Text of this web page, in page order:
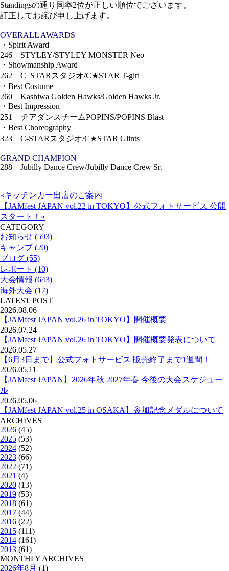
Standingsの通り同率2位が正しい順位でございます。
訂正してお詫び申し上げます。
OVERALL AWARDS
・Spirit Award
246 STYLEY/STYLEY MONSTER Neo
・Showmanship Award
262 CｰSTARスタジオ/C★STAR T-girl
・Best Costume
260 Kashiwa Golden Hawks/Golden Hawks Jr.
・Best Impression
251 チアダンスチームPOPINS/POPINS Blast
・Best Choreography
323 C-STARスタジオ/C★STAR Glints
GRAND CHAMPION
288 Jubilly Dance Crew/Jubilly Dance Crew Sr.
«キッチンカー出店のご案内
【JAMfest JAPAN vol.22 in TOKYO】公式フォトサービス 公開
スタート！»
CATEGORY
お知らせ (593)
キャンプ (20)
ブログ (55)
レポート (10)
大会情報 (643)
海外大会 (17)
LATEST POST
2026.08.06
【JAMfest JAPAN vol.26 in TOKYO】開催概要
2026.07.24
【JAMfest JAPAN vol.26 in TOKYO】開催概要発表について
2026.05.27
【6月3日まで】公式フォトサービス 販売終了まで1週間！
2026.05.11
【JAMfest JAPAN】2026年秋 2027年春 今後の大会スケジュー
ル
2026.05.06
【JAMfest JAPAN vol.25 in OSAKA】参加記念メダルについて
ARCHIVES
2026 (45)
2025 (53)
2024 (52)
2023 (66)
2022 (71)
2021 (4)
2020 (13)
2019 (53)
2018 (61)
2017 (44)
2016 (22)
2015 (111)
2014 (161)
2013 (61)
MONTHLY ARCHIVES
2026年8月 (1)